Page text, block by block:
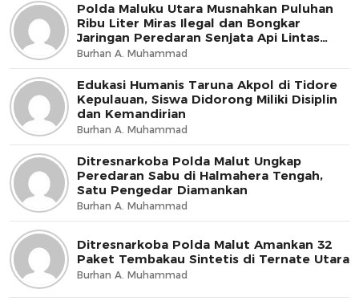
Polda Maluku Utara Musnahkan Puluhan
Ribu Liter Miras Ilegal dan Bongkar
Jaringan Peredaran Senjata Api Lintas
Negara
Burhan A. Muhammad
Edukasi Humanis Taruna Akpol di Tidore
Kepulauan, Siswa Didorong Miliki Disiplin
dan Kemandirian
Burhan A. Muhammad
Ditresnarkoba Polda Malut Ungkap
Peredaran Sabu di Halmahera Tengah,
Satu Pengedar Diamankan
Burhan A. Muhammad
Ditresnarkoba Polda Malut Amankan 32
Paket Tembakau Sintetis di Ternate Utara
Burhan A. Muhammad